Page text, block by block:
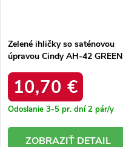
Zelené ihličky so saténovou
úpravou Cindy AH-42 GREEN
10,70 €
Odoslanie 3-5 pr. dní2 pár/y
DETAIL